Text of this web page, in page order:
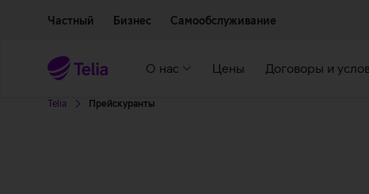
Частный Бизнес Самообслуживание
О нас Цены Договоры и
Telia Прейскуранты